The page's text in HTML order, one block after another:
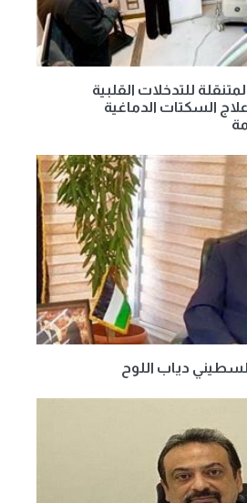
للتدخلات القلبية
السكتات الدماغية
دياب اللوح